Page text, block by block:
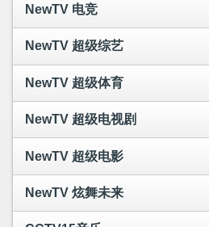
NewTV 电竞
NewTV 超级综艺
NewTV 超级体育
NewTV 超级电视剧
NewTV 超级电影
NewTV 炫舞未来